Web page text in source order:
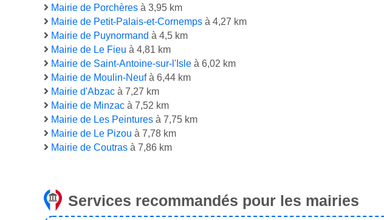
Mairie de Porchères à 3,95 km
Mairie de Petit-Palais-et-Cornemps à 4,27 km
Mairie de Puynormand à 4,5 km
Mairie de Le Fieu à 4,81 km
Mairie de Saint-Antoine-sur-l'Isle à 6,02 km
Mairie de Moulin-Neufà 6,44 km
Mairie d'Abzac à 7,27 km
Mairie de Minzac à 7,52 km
Mairie de Les Peintures à 7,75 km
Mairie de Le Pizou à 7,78 km
Mairie de Coutras à 7,86 km
Services recommandés pour les mairies